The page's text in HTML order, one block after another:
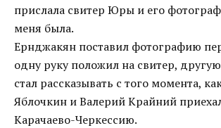
прислала свитер Юры и его
меня была.
Ернджакян поставил фотографию
одну руку положил на свитер,
стал рассказывать с того момента,
Яблочкин и Валерий Крайний
Карачаево-Черкессию.